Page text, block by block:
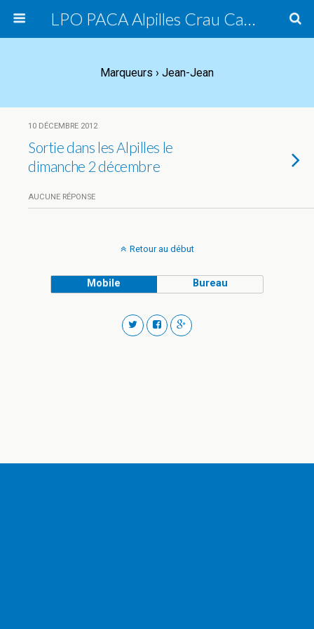
LPO PACA Alpilles Crau Camargue, groupe local
Marqueurs › Jean-Jean
10 DÉCEMBRE 2012
Sortie dans les Alpilles le
dimanche 2 décembre
AUCUNE RÉPONSE
Retour au début
Mobile Bureau